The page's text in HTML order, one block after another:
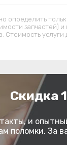
определить
запчастей)
Стоимость
Скидка
и
поломки. За